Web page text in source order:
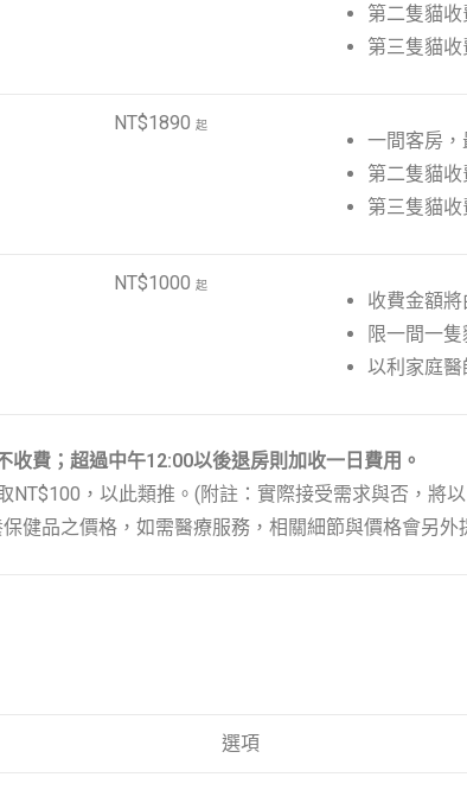
第二隻貓
第三隻貓
NT$1890 起
一間客房
第二隻貓
第三隻貓
NT$1000 起
收費金額
限一間一隻
以利家庭
費；超過中午12:00以後退房則加收一日費用。
，以此類推。(附註：實際接受需求與否，將
健品之價格，如需醫療服務，相關細節與價格會另外
選項